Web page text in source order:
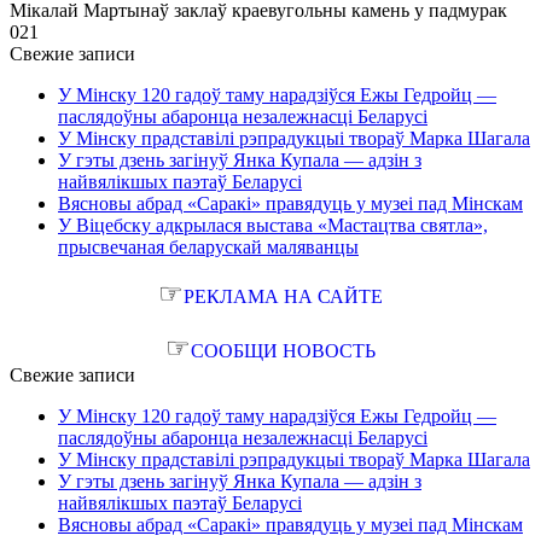
Мікалай Мартынаў заклаў краевугольны камень у падмурак
021
Свежие записи
У Мінску 120 гадоў таму нарадзіўся Ежы Гедройц —
паслядоўны абаронца незалежнасці Беларусі
У Мінску прадставілі рэпрадукцыі твораў Марка Шагала
У гэты дзень загінуў Янка Купала — адзін з
найвялікшых паэтаў Беларусі
Вясновы абрад «Саракі» правядуць у музеі пад Мінскам
У Віцебску адкрылася выстава «Мастацтва святла»,
прысвечаная беларускай маляванцы
☞РЕКЛАМА НА САЙТЕ
☞СООБЩИ НОВОСТЬ
Свежие записи
У Мінску 120 гадоў таму нарадзіўся Ежы Гедройц —
паслядоўны абаронца незалежнасці Беларусі
У Мінску прадставілі рэпрадукцыі твораў Марка Шагала
У гэты дзень загінуў Янка Купала — адзін з
найвялікшых паэтаў Беларусі
Вясновы абрад «Саракі» правядуць у музеі пад Мінскам